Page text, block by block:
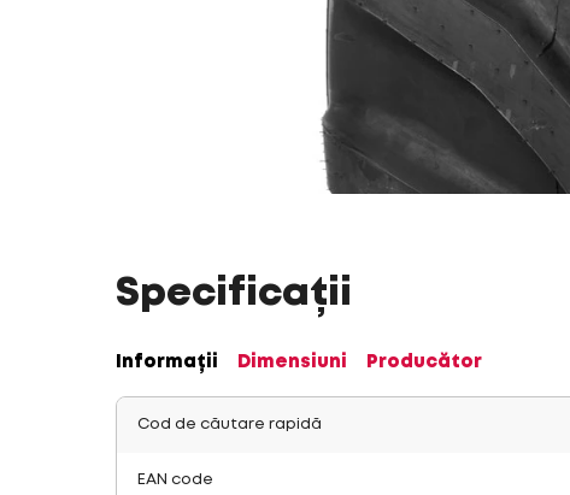
Specificații
Informații Dimensiuni Producător
Cod de căutare rapidă
EAN code